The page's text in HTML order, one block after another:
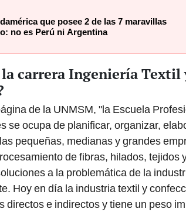
que posee 2 de las 7 maravillas
no es Perú ni Argentina
carrera Ingeniería Textil
de la UNMSM, "la Escuela
se ocupa de planificar, organizar,
pequeñas, medianas y grandes
de fibras, hilados, tejidos
a la problemática de la
Hoy en día la industria textil y
directos e indirectos y tiene un peso